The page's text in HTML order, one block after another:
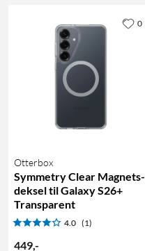
Otterbox
Symmetry Clear Magnets-
deksel til Galaxy S26+
Transparent
4.0 (1)
449,-
0